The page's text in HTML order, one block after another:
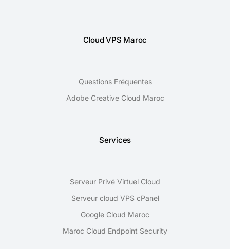
Cloud VPS Maroc
Questions Fréquentes
Adobe Creative Cloud Maroc
Services
Serveur Privé Virtuel Cloud
Serveur cloud VPS cPanel
Google Cloud Maroc
Maroc Cloud Endpoint Security